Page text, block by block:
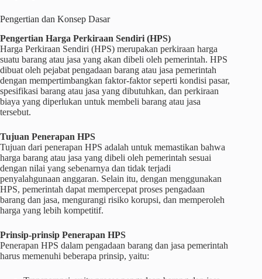
Pengertian dan Konsep Dasar
Pengertian Harga Perkiraan Sendiri (HPS)
Harga Perkiraan Sendiri (HPS) merupakan perkiraan harga
suatu barang atau jasa yang akan dibeli oleh pemerintah. HPS
dibuat oleh pejabat pengadaan barang atau jasa pemerintah
dengan mempertimbangkan faktor-faktor seperti kondisi pasar,
spesifikasi barang atau jasa yang dibutuhkan, dan perkiraan
biaya yang diperlukan untuk membeli barang atau jasa
tersebut.
Tujuan Penerapan HPS
Tujuan dari penerapan HPS adalah untuk memastikan bahwa
harga barang atau jasa yang dibeli oleh pemerintah sesuai
dengan nilai yang sebenarnya dan tidak terjadi
penyalahgunaan anggaran. Selain itu, dengan menggunakan
HPS, pemerintah dapat mempercepat proses pengadaan
barang dan jasa, mengurangi risiko korupsi, dan memperoleh
harga yang lebih kompetitif.
Prinsip-prinsip Penerapan HPS
Penerapan HPS dalam pengadaan barang dan jasa pemerintah
harus memenuhi beberapa prinsip, yaitu: